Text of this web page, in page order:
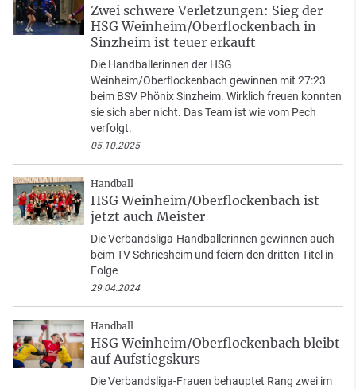
Zwei schwere Verletzungen: Sieg der
HSG Weinheim/Oberflockenbach in
Sinzheim ist teuer erkauft
Die Handballerinnen der HSG
Weinheim/Oberflockenbach gewinnen mit 27:23
beim BSV Phönix Sinzheim. Wirklich freuen konnten
sie sich aber nicht. Das Team ist wie vom Pech
verfolgt.
05.10.2025
Handball
HSG Weinheim/Oberflockenbach ist
jetzt auch Meister
Die Verbandsliga-Handballerinnen gewinnen auch
beim TV Schriesheim und feiern den dritten Titel in
Folge
29.04.2024
Handball
HSG Weinheim/Oberflockenbach bleibt
auf Aufstiegskurs
Die Verbandsliga-Frauen behauptet Rang zwei im